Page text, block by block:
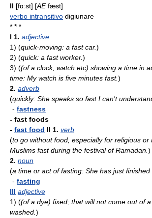
II [fɑːst] [AEfæst]
verbo intransitivo digiunare
* * *
I 1. adjective
1) (quick-moving: a fast car.)
2) (quick: a fast worker.)
3) ((of a clock, watch etc) showing a time in
time: My watch is five minutes fast.)
2. adverb
(quickly: She speaks so fast I can't
- fastness
- fast foods
- fast food II 1. verb
(to go without food, especially for religious or
Muslims fast during the festival of Ramadan. )
2. noun
(a time or act of fasting: She has just finished
- fasting
III adjective
1) ((of a dye) fixed; that will not come out of
washed. )